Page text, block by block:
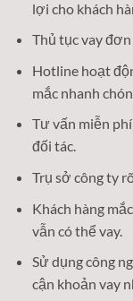
lợi cho khách
Thủ tục vay đơn
Hotline hoạt
mắc nhanh
Tư vấn miễn
đối tác.
Trụ sở công ty
Khách hàng
vẫn có thể vay.
Sử dụng công
cận khoản vay